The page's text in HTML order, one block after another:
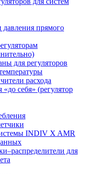
давления прямого
для регуляторов
расхода
себя» (регулятор
INDIV X AMR
для